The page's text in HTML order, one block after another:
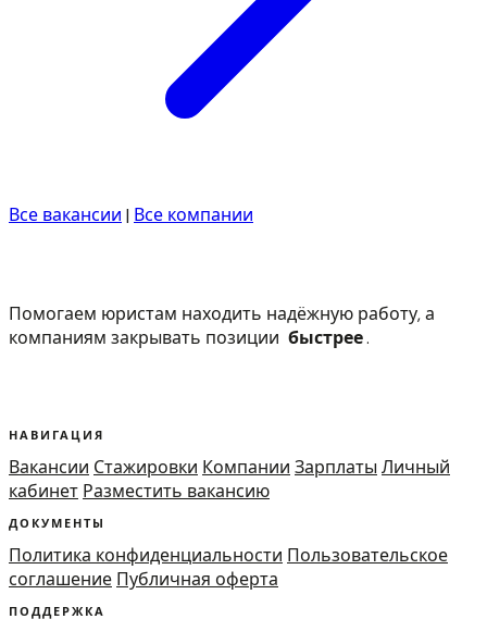
Все вакансии | Все компании
Помогаем юристам находить надёжную работу, а
компаниям закрывать позиции быстрее.
НАВИГАЦИЯ
Вакансии Стажировки Компании Зарплаты Личный
кабинет Разместить вакансию
ДОКУМЕНТЫ
Политика конфиденциальности Пользовательское
соглашение Публичная оферта
ПОДДЕРЖКА